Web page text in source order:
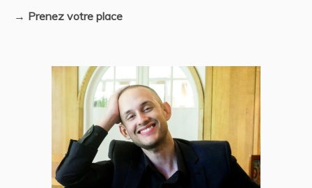
→ Prenez votre place